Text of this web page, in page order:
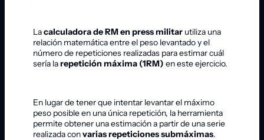
Lacalculadora de RM en press militar utiliza una
relación matemática entre el peso levantado y el
número de repeticiones realizadas para estimar cuál
sería larepetición máxima (1RM) en este ejercicio.
En lugar de tener que intentar levantar el máximo
peso posible en una única repetición, la herramienta
permite obtener una estimación a partir de una serie
realizada convarias repeticiones submáximas.